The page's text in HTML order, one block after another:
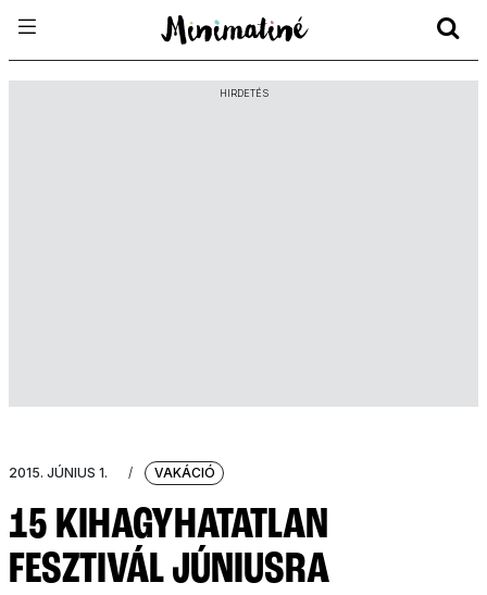
HIRDETÉS
2015. JÚNIUS 1. / VAKÁCIÓ
15 KIHAGYHATATLAN
FESZTIVÁL JÚNIUSRA